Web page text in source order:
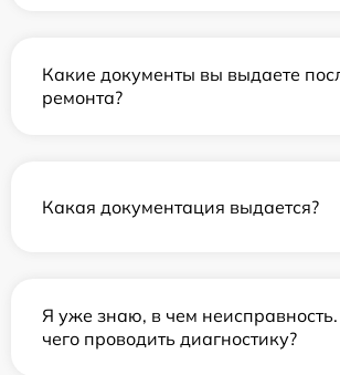
Какие документы вы выдаете
ремонта?
Какая документация выдается?
Я уже знаю, в чем
чего проводить диагностику?